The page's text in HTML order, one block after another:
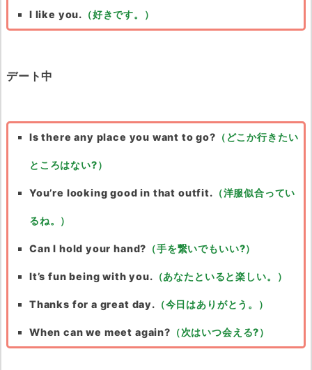
I like you. （好きです。）
デート中
Is there any place you want to go? （どこか行きたい
ところはない?）
You’re looking good in that outfit. （洋服似合ってい
るね。）
Can I hold your hand? （手を繋いでもいい?）
It’s fun being with you. （あなたといると楽しい。）
Thanks for a great day. （今日はありがとう。）
When can we meet again? （次はいつ会える?）